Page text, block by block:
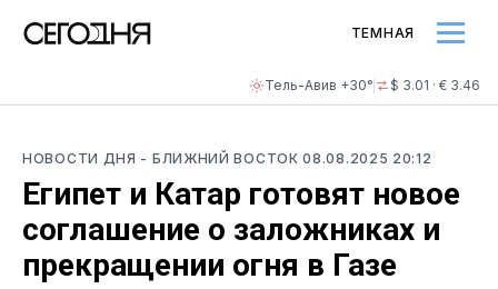
Тель-Авив +30° $ 3.01 · € 3.46
ТЕМНАЯ
НОВОСТИ ДНЯ - БЛИЖНИЙ ВОСТОК08.08.2025 20:12
Египет и Катар готовят новое
соглашение о заложниках и
прекращении огня в Газе